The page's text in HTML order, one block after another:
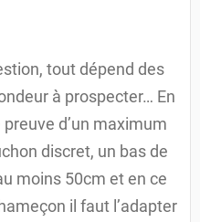
tout dépend des
à prospecter… En
d’un maximum
discret, un bas de
moins 50cm et en ce
il faut l’adapter